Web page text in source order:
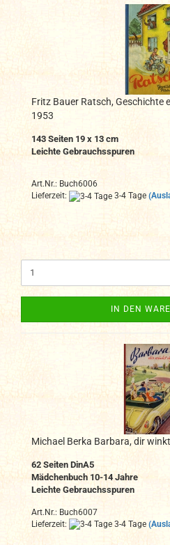
Fritz Bauer Ratsch, Geschichte
1953
143 Seiten 19 x 13 cm
Leichte Gebrauchsspuren
Art.Nr.: Buch6006
Lieferzeit:
3-4 Tage
IN DEN
Michael Berka Barbara, dir
62 Seiten DinA5
Mädchenbuch 10-14 Jahre
Leichte Gebrauchsspuren
Art.Nr.: Buch6007
Lieferzeit:
3-4 Tage